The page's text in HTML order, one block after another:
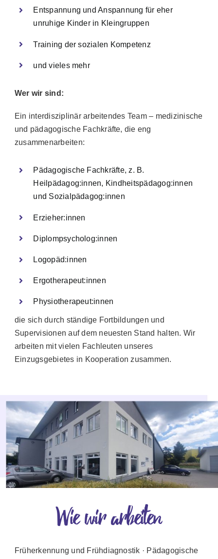
Entspannung und Anspannung für eher
unruhige Kinder in Kleingruppen
Training der sozialen Kompetenz
und vieles mehr
Wer wir sind:
Ein interdisziplinär arbeitendes Team – medizinische
und pädagogische Fachkräfte, die eng
zusammenarbeiten:
Pädagogische Fachkräfte, z. B.
Heilpädagog:innen, Kindheitspädagog:innen
und Sozialpädagog:innen
Erzieher:innen
Diplompsycholog:innen
Logopäd:innen
Ergotherapeut:innen
Physiotherapeut:innen
die sich durch ständige Fortbildungen und
Supervisionen auf dem neuesten Stand halten. Wir
arbeiten mit vielen Fachleuten unseres
Einzugsgebietes in Kooperation zusammen.
Wie wir arbeiten
Früherkennung und Frühdiagnostik · Pädagogische